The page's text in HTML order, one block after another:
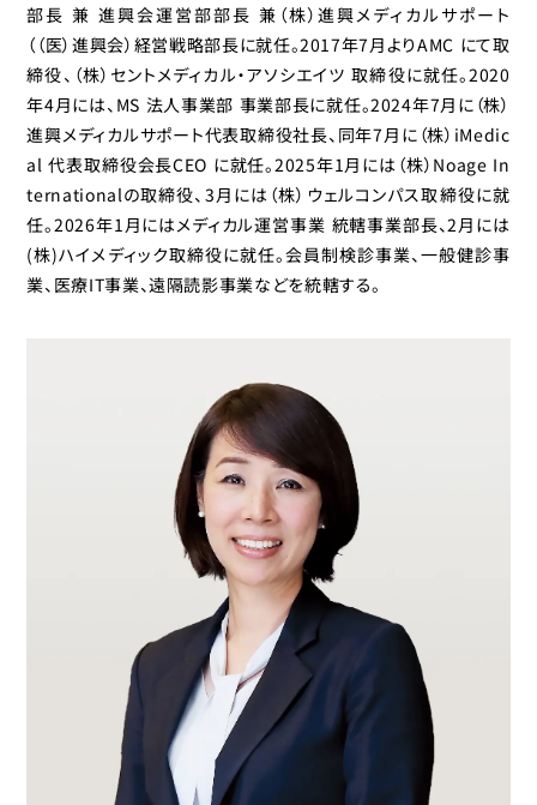
部長 兼 進興会運営部部長 兼（株）進興メディカルサポート
（（医）進興会）経営戦略部長に就任。2017年7月よりAMC にて取
締役、（株）セントメディカル・アソシエイツ 取締役に就任。2020
年4月には、MS 法人事業部 事業部長に就任。2024年7月に（株）
進興メディカルサポート代表取締役社長、同年7月に（株）iMedic
al 代表取締役会長CEO に就任。2025年1月には（株）Noage In
ternationalの取締役、3月には（株）ウェルコンパス取締役に就
任。2026年1月にはメディカル運営事業 統轄事業部長、2月には
(株)ハイメディック取締役に就任。会員制検診事業、一般健診事
業、医療IT事業、遠隔読影事業などを統轄する。